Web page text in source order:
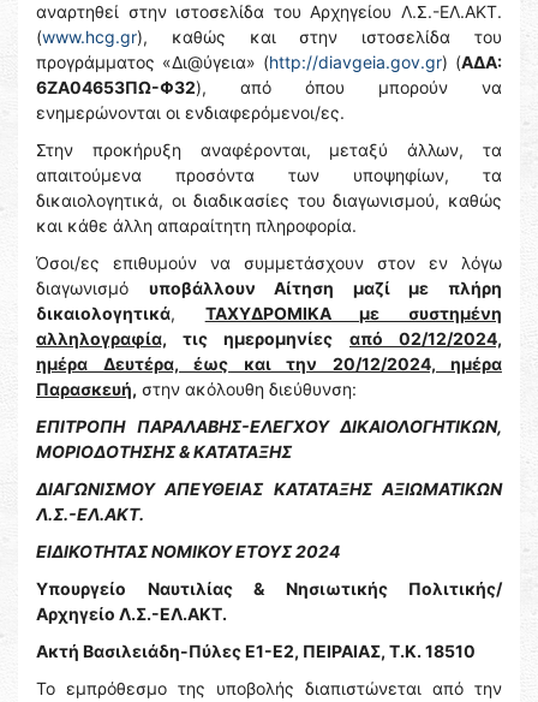
αναρτηθεί στην ιστοσελίδα του Αρχηγείου Λ.Σ.-ΕΛ.ΑΚΤ.
(www.hcg.gr), καθώς και στην ιστοσελίδα του
προγράμματος «Δι@ύγεια» (http://diavgeia.gov.gr) (ΑΔΑ:
6ΖΑ04653ΠΩ-Φ32), από όπου μπορούν να
ενημερώνονται οι ενδιαφερόμενοι/ες.
Στην προκήρυξη αναφέρονται, μεταξύ άλλων, τα
απαιτούμενα προσόντα των υποψηφίων, τα
δικαιολογητικά, οι διαδικασίες του διαγωνισμού, καθώς
και κάθε άλλη απαραίτητη πληροφορία.
Όσοι/ες επιθυμούν να συμμετάσχουν στον εν λόγω
διαγωνισμό υποβάλλουν Αίτηση μαζί με πλήρη
δικαιολογητικά, ΤΑΧΥΔΡΟΜΙΚΑ με συστημένη
αλληλογραφία, τις ημερομηνίες
από 02/12/2024,
ημέρα Δευτέρα, έως και την 20/12/2024, ημέρα
Παρασκευή, στην ακόλουθη διεύθυνση:
ΕΠΙΤΡΟΠΗ ΠΑΡΑΛΑΒΗΣ-ΕΛΕΓΧΟΥ ΔΙΚΑΙΟΛΟΓΗΤΙΚΩΝ,
ΜΟΡΙΟΔΟΤΗΣΗΣ & ΚΑΤΑΤΑΞΗΣ
ΔΙΑΓΩΝΙΣΜΟΥ ΑΠΕΥΘΕΙΑΣ ΚΑΤΑΤΑΞΗΣ ΑΞΙΩΜΑΤΙΚΩΝ
Λ.Σ.-ΕΛ.ΑΚΤ.
ΕΙΔΙΚΟΤΗΤΑΣ ΝΟΜΙΚΟΥ ΕΤΟΥΣ 2024
Υπουργείο Ναυτιλίας & Νησιωτικής Πολιτικής/
Αρχηγείο Λ.Σ.-ΕΛ.ΑΚΤ.
Ακτή Βασιλειάδη-Πύλες Ε1-Ε2, ΠΕΙΡΑΙΑΣ, Τ.Κ. 18510
Το εμπρόθεσμο της υποβολής διαπιστώνεται από την